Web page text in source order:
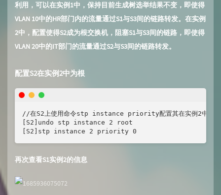
利用，可以在实例1中，保持目前生成树选举结果不变，即使得
VLAN 10中的HR部门内的流量通过S1与S3间的链路转发。在实例
2中，配置使得S2成为根交换机，阻塞S1与S3间的链路，即使得
VLAN 20中的IT部门的流量通过S2与S3间的链路转发。
配置S2在实例2中为根
//在S2上使用命令stp instance priority配置其在实例2中的优
[S2]undo stp instance 2 root
[S2]stp instance 2 priority 0
再次查看S1实例2的信息